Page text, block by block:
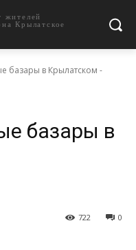
жителей
Крылатское
базары в Крылатском -
базары в
0
722